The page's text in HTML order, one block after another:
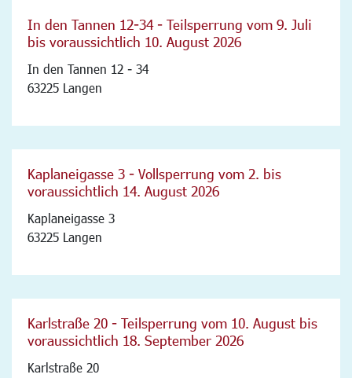
In den Tannen 12-34 - Teilsperrung vom 9. Juli
bis voraussichtlich 10. August 2026
In den Tannen 12 - 34
63225 Langen
Kaplaneigasse 3 - Vollsperrung vom 2. bis
voraussichtlich 14. August 2026
Kaplaneigasse 3
63225 Langen
Karlstraße 20 - Teilsperrung vom 10. August bis
voraussichtlich 18. September 2026
Karlstraße 20